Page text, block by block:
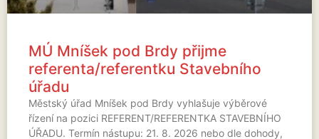
MÚ Mníšek pod Brdy přijme
referenta/referentku Stavebního
úřadu
Městský úřad Mníšek pod Brdy vyhlašuje výběrové
řízení na pozici REFERENT/REFERENTKA STAVEBNÍHO
ÚŘADU. Termín nástupu: 21. 8. 2026 nebo dle dohody,